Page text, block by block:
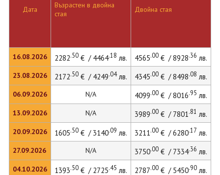
Дата
16.08.2026
23.08.2026
06.09.2026
13.09.2026
20.09.2026
27.09.2026
04.10.2026
Възрастен в двойна
стая
Двойна стая
2282.50€ / 4464.18 лв. 4565.00€ / 8928.36 лв.
2172.50€ / 4249.04лв. 4345.00€ / 8498.08 лв.
N/A 4099.00€ / 8016.95 лв.
N/A 3989.00€ / 7801.81 лв.
1605.50€ / 3140.09 лв. 3211.00€ / 6280.17 лв.
N/A 3750.00€ / 7334.36 лв.
1393.50€ / 2725.45 лв. 2787.00€ / 5450.90лв.